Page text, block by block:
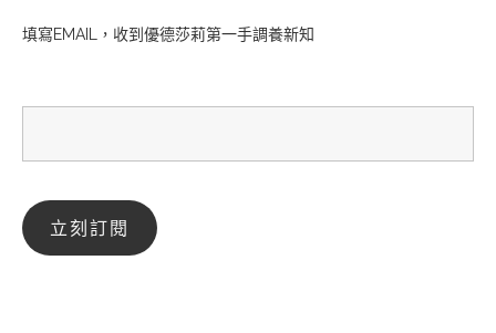
填寫EMAIL，收到優德莎莉第一手調養新知